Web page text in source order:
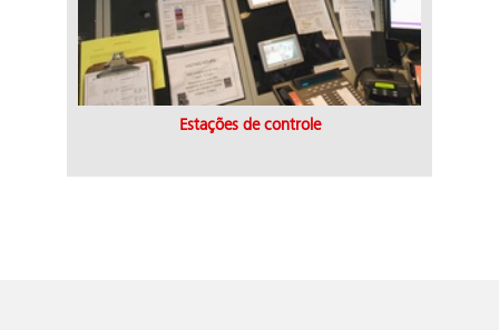
Estações de controle